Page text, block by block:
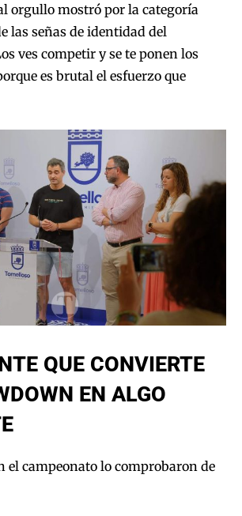
orgullo mostró por la categoría
las señas de identidad del
ves competir y se te ponen los
es brutal el esfuerzo que
QUE CONVIERTE
EN ALGO
el campeonato lo comprobaron de